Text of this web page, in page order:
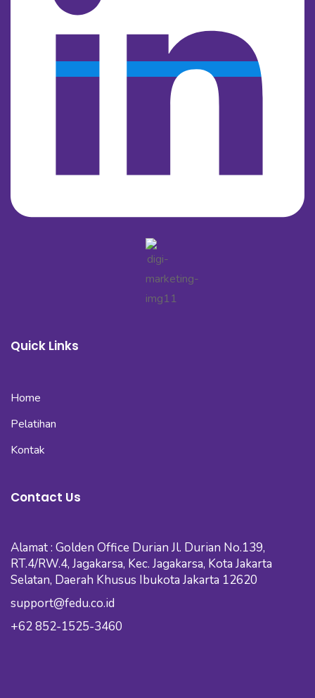
Quick Links
Home
Pelatihan
Kontak
Contact Us
Alamat : Golden Office Durian Jl. Durian No.139,
RT.4/RW.4, Jagakarsa, Kec. Jagakarsa, Kota Jakarta
Selatan, Daerah Khusus Ibukota Jakarta 12620
support@fedu.co.id
+62 852-1525-3460